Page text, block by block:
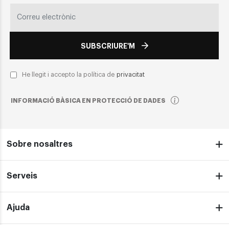
SUBSCRIURE'M
He llegit i accepto la política de privacitat
INFORMACIÓ BÀSICA EN PROTECCIÓ DE DADES
Sobre nosaltres
Serveis
Ajuda